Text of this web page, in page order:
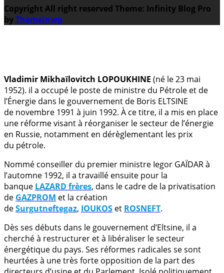
Copyright All right reserved Theme: Infinity Blog Pro
byThemeinwp
Vladimir Mikhaïlovitch LOPOUKHINE (né le 23 mai
1952). il a occupé le poste de ministre du Pétrole et de
l’Énergie dans le gouvernement de Boris ELTSINE
de novembre 1991 à juin 1992. À ce titre, il a mis en place
une réforme visant à réorganiser le secteur de l’énergie
en Russie, notamment en dérèglementant les prix
du pétrole.
Nommé conseiller du premier ministre Iegor GAÏDAR à
l’automne 1992, il a travaillé ensuite pour la
banque LAZARD frères, dans le cadre de la privatisation
de GAZPROM et la création
deSurgutneftegaz, IOUKOS et ROSNEFT.
Dès ses débuts dans le gouvernement d’Eltsine, il a
cherché à restructurer et à libéraliser le secteur
énergétique du pays. Ses réformes radicales se sont
heurtées à une très forte opposition de la part des